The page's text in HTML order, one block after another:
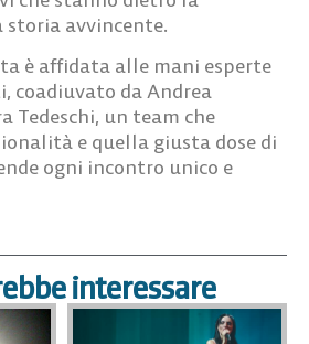
storia avvincente.
è affidata alle mani esperte
, coadiuvato daAndrea
Tedeschi, un team che
e quella giusta dose di
ogni incontro unico e
interessare